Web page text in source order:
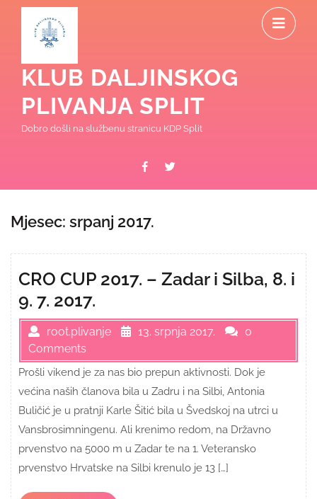
content
KLUB DALJINSKOG
PLIVANJA SPLIT
Dobro došli na službenu stranicu KDP Split
Facebook
Mjesec: srpanj 2017.
CRO CUP 2017. – Zadar i Silba, 8. i
9. 7. 2017.
root.plivanje 13. srpnja 2017.
0
Comments
Prošli vikend je za nas bio prepun aktivnosti. Dok je
većina naših članova bila u Zadru i na Silbi, Antonia
Buličić je u pratnji Karle Šitić bila u Švedskoj na utrci u
Vansbrosimningenu. Ali krenimo redom, na Državno
prvenstvo na 5000 m u Zadar te na 1. Veteransko
prvenstvo Hrvatske na Silbi krenulo je 13 […]